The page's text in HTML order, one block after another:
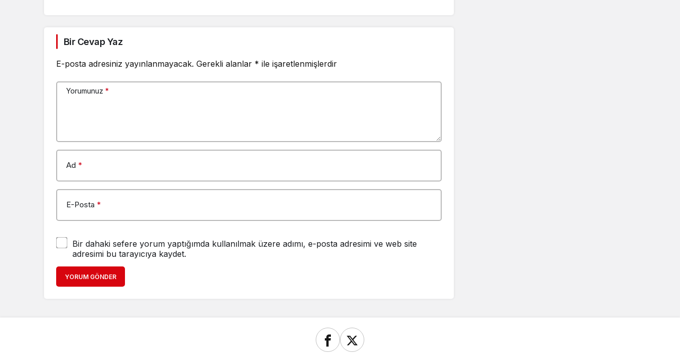
Bir Cevap Yaz
E-posta adresiniz yayınlanmayacak. Gerekli alanlar * ile işaretlenmişlerdir
Yorumunuz *
Ad *
E-Posta *
Bir dahaki sefere yorum yaptığımda kullanılmak üzere adımı, e-posta adresimi ve web site
adresimi bu tarayıcıya kaydet.
YORUM GÖNDER